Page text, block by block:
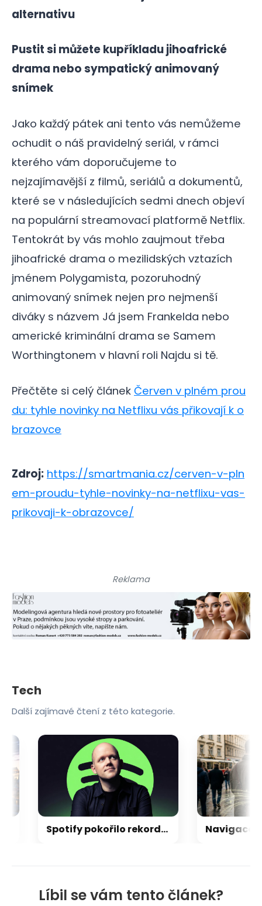
alternativu
Pustit si můžete kupříkladu jihoafrické
drama nebo sympatický animovaný
snímek
Jako každý pátek ani tento vás nemůžeme
ochudit o náš pravidelný seriál, v rámci
kterého vám doporučujeme to
nejzajímavější z filmů, seriálů a dokumentů,
které se v následujících sedmi dnech objeví
na populární streamovací platformě Netflix.
Tentokrát by vás mohlo zaujmout třeba
jihoafrické drama o mezilidských vztazích
jménem Polygamista, pozoruhodný
animovaný snímek nejen pro nejmenší
diváky s názvem Já jsem Frankelda nebo
americké kriminální drama se Samem
Worthingtonem v hlavní roli Najdu si tě.
Přečtěte si celý článek Červen v plném prou
du: tyhle novinky na Netflixu vás přikovají k o
brazovce
Zdroj: https://smartmania.cz/cerven-v-pln
em-proudu-tyhle-novinky-na-netflixu-vas-
prikovaji-k-obrazovce/
Líbil se vám tento článek?
Reklama
Tech
Další zajímavé čtení z této kategorie.
Spotify pokořilo rekordní milník v počtu platících posluchačů, konkurence může jen závidět